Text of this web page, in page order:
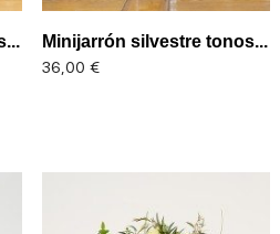
Minijarrón silvestre tonos...
Precio
36,00 €